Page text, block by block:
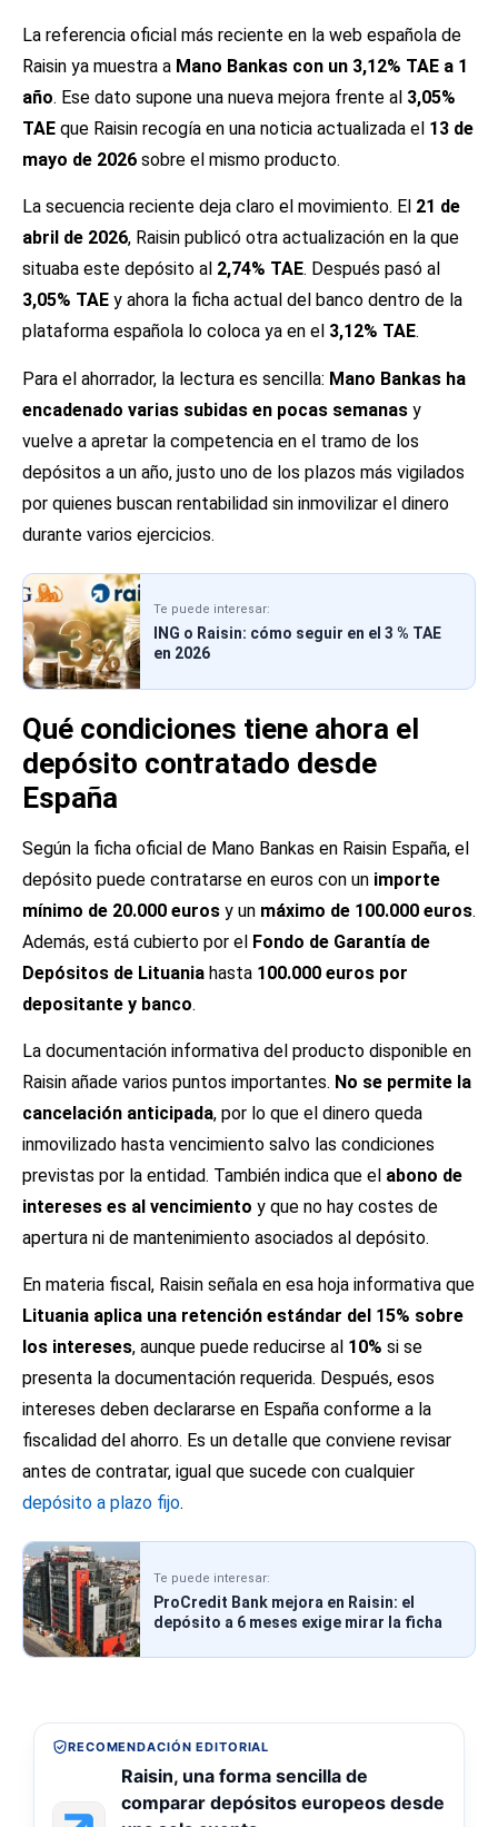
La referencia oficial más reciente en la web española de
Raisin ya muestra a Mano Bankas con un 3,12% TAE a 1
año. Ese dato supone una nueva mejora frente al 3,05%
TAE que Raisin recogía en una noticia actualizada el 13 de
mayo de 2026 sobre el mismo producto.
La secuencia reciente deja claro el movimiento. El 21 de
abril de 2026, Raisin publicó otra actualización en la que
situaba este depósito al 2,74% TAE. Después pasó al
3,05% TAE y ahora la ficha actual del banco dentro de la
plataforma española lo coloca ya en el 3,12% TAE.
Para el ahorrador, la lectura es sencilla: Mano Bankas ha
encadenado varias subidas en pocas semanas y
vuelve a apretar la competencia en el tramo de los
depósitos a un año, justo uno de los plazos más vigilados
por quienes buscan rentabilidad sin inmovilizar el dinero
durante varios ejercicios.
Te puede interesar:
ING o Raisin: cómo seguir en el 3 % TAE
en 2026
Qué condiciones tiene ahora el
depósito contratado desde
España
Según la ficha oficial de Mano Bankas en Raisin España, el
depósito puede contratarse en euros con un importe
mínimo de 20.000 euros y un máximo de 100.000 euros.
Además, está cubierto por el Fondo de Garantía de
Depósitos de Lituania hasta 100.000 euros por
depositante y banco.
La documentación informativa del producto disponible en
Raisin añade varios puntos importantes. No se permite la
cancelación anticipada, por lo que el dinero queda
inmovilizado hasta vencimiento salvo las condiciones
previstas por la entidad. También indica que el abono de
intereses es al vencimiento y que no hay costes de
apertura ni de mantenimiento asociados al depósito.
En materia fiscal, Raisin señala en esa hoja informativa que
Lituania aplica una retención estándar del 15% sobre
los intereses, aunque puede reducirse al 10% si se
presenta la documentación requerida. Después, esos
intereses deben declararse en España conforme a la
fiscalidad del ahorro. Es un detalle que conviene revisar
antes de contratar, igual que sucede con cualquier
depósito a plazo fijo.
Te puede interesar:
ProCredit Bank mejora en Raisin: el
depósito a 6 meses exige mirar la ficha
RECOMENDACIÓN EDITORIAL
Raisin, una forma sencilla de
comparar depósitos europeos desde